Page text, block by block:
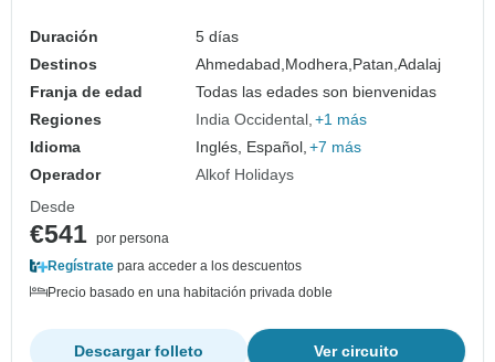
Duración
5 días
Destinos
Ahmedabad,Modhera,Patan,Adalaj
Franja de edad
Todas las edades son bienvenidas
Regiones
India Occidental +1 más
Idioma
Inglés, Español, +7 más
Operador
Alkof Holidays
Desde
€541 por persona
Regístrate para acceder a los descuentos
Precio basado en una habitación privada doble
Ver circuito
Descargar folleto